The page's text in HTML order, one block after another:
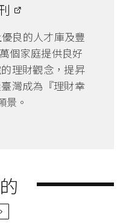
良的人才庫及豐
個家庭提供良好
理財觀念，提昇
灣成為『理財幸
景。